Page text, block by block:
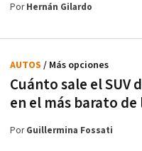
PorHernán Gilardo
Cuánto sale el SUV
en el más barato de
AUTOS / Más opciones
PorGuillermina Fossati